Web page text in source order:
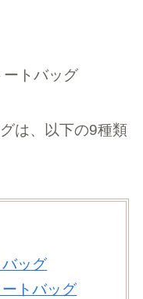
は、以下の9種類
ッグ
トバッグ